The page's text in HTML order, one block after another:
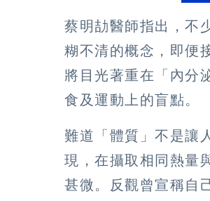
蔡明劼醫師指出，不
糊不清的概念，即便
將目光著重在「內分
食及運動上的盲點。
難道「體質」不是讓
現，在攝取相同熱量
甚微。反觀曾宣稱自